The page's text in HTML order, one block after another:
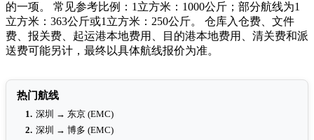
的一项。 常见参考比例：1立方米：1000公斤；部分航线为1
立方米：363公斤或1立方米：250公斤。 仓库入仓费、文件
费、报关费、起运港本地费用、目的港本地费用、清关费和派
送费可能另计，最终以具体航线报价为准。
热门航线
1. 深圳 → 东京 (EMC)
2. 深圳 → 博多 (EMC)